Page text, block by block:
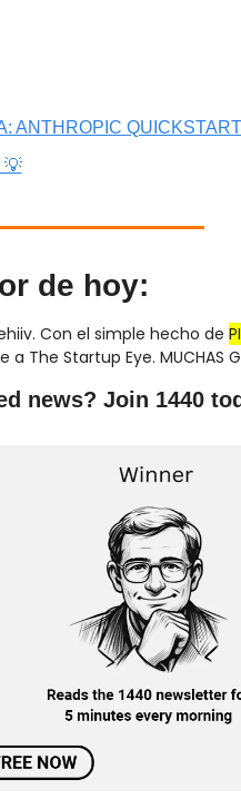
ANTHROPIC QUICKSTART
💡
de hoy:
Con el simple hecho de
The Startup Eye. MUCHAS
news? Join 1440